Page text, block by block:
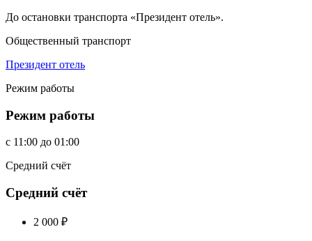
До остановки транспорта «Президент отель».
Общественный транспорт
Президент отель
Режим работы
Режим работы
c 11:00 до 01:00
Средний счёт
Средний счёт
2 000 ₽